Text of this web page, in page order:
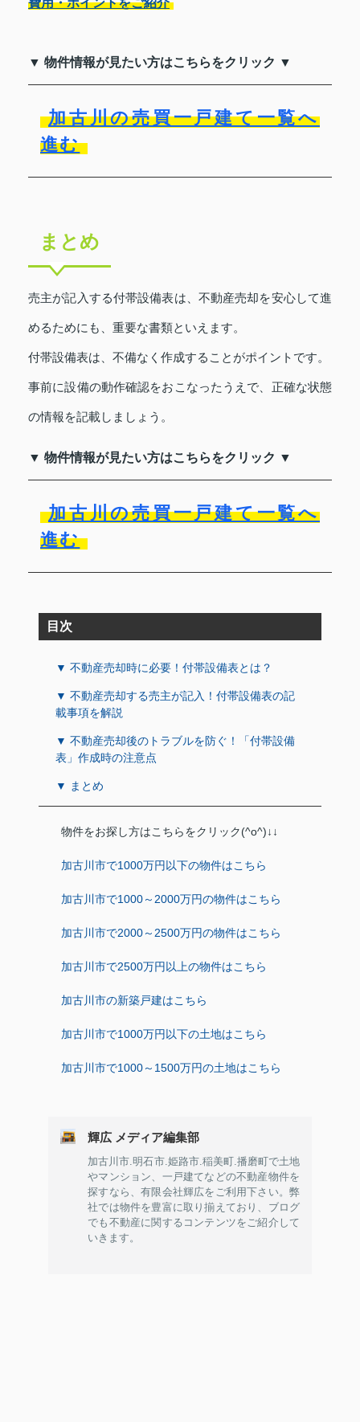
▼ 物件情報が見たい方はこちらをクリック ▼
加古川の売買一戸建て一覧へ
進む
まとめ
売主が記入する付帯設備表は、不動産売却を安心して進
めるためにも、重要な書類といえます。
付帯設備表は、不備なく作成することがポイントです。
事前に設備の動作確認をおこなったうえで、正確な状態
の情報を記載しましょう。
▼ 物件情報が見たい方はこちらをクリック ▼
加古川の売買一戸建て一覧へ
進む
目次
▼ 不動産売却時に必要！付帯設備表とは？
▼ 不動産売却する売主が記入！付帯設備表の記
載事項を解説
▼ 不動産売却後のトラブルを防ぐ！「付帯設備
表」作成時の注意点
▼ まとめ
物件をお探し方はこちらをクリック(^o^)↓↓
加古川市で1000万円以下の物件はこちら
加古川市で1000～2000万円の物件はこちら
加古川市で2000～2500万円の物件はこちら
加古川市で2500万円以上の物件はこちら
加古川市の新築戸建はこちら
加古川市で1000万円以下の土地はこちら
加古川市で1000～1500万円の土地はこちら
輝広 メディア編集部
加古川市.明石市.姫路市.稲美町.播磨町で土地
やマンション、一戸建てなどの不動産物件を
探すなら、有限会社輝広をご利用下さい。弊
社では物件を豊富に取り揃えており、ブログ
でも不動産に関するコンテンツをご紹介して
いきます。